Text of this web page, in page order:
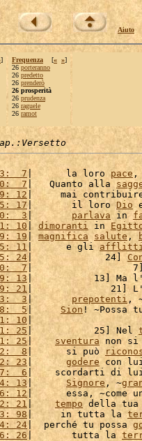
Aiuto
]
Frequenza [« »]
26 porteranno
26 predetto
26 prenderò
26 prosperità
26 prudenza
26 raguele
26 ramot
7
|      la loro pace ,
7 |   Quanto alla
12 |     mai
17|       il loro Dio
3 | parlava in
10 | dimoranti in
19| magnifica salute,
11
|      e gli
24
|             24]
7 |                  7]
13 |           13] Ma
21 |              21] L'
3| prepotenti,
5 | Sion ! ~Possa
10 |
25 |           25] Nel
25| sventura non si
8 |      si può
23 | godere con
6 |    scordarti di
13
| Signore , ~
12
|      essa, ~come
21 | tempo della tua
98
|     in tutta la
24
|  perché tu possa
26
|       tutta la